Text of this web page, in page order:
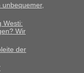
Westi:
Wir
der